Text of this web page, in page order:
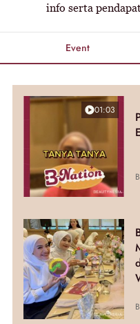
info serta
Event
01:03